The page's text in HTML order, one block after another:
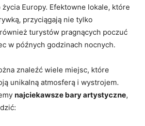
Europy. Efektowne lokale, które
przyciągają nie tylko
turystów pragnących poczuć
w późnych godzinach nocnych.
znaleźć wiele miejsc, które
unikalną atmosferą i wystrojem.
najciekawsze bary artystyczne,